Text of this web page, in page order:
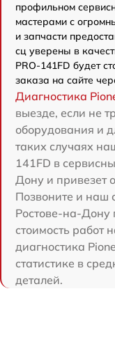
профильном
мастерами с
и запчасти
сц уверены в
PRO-141FD будет
заказа на сайте
Диагностика
выезде, если не
оборудования и
таких случаях
141FD в
Дону и привезет
Позвоните и наш
Ростове-на-Дону
стоимость работ
диагностика
статистике в
деталей.